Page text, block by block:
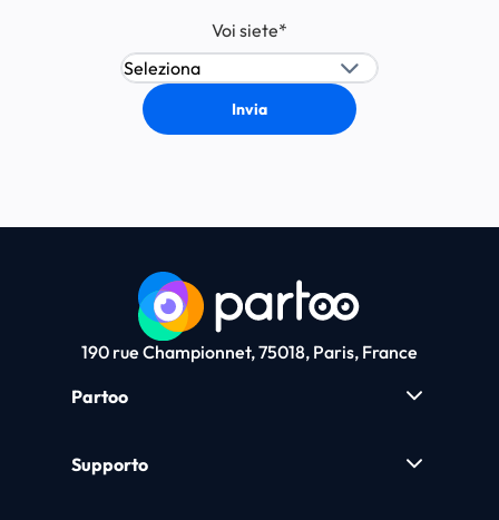
Voi siete*
190 rue Championnet, 75018, Paris, France
Partoo
Supporto